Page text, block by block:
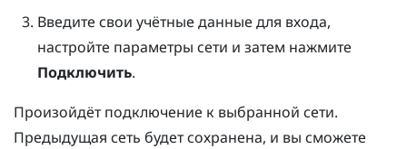
Введите свои учётные данные для входа,
настройте параметры сети и затем нажмите
Подключить.
Произойдёт подключение к выбранной сети.
Предыдущая сеть будет сохранена, и вы сможете